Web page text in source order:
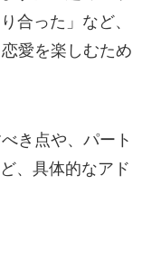
合った」など、
愛を楽しむため
き点や、パート
、具体的なアド